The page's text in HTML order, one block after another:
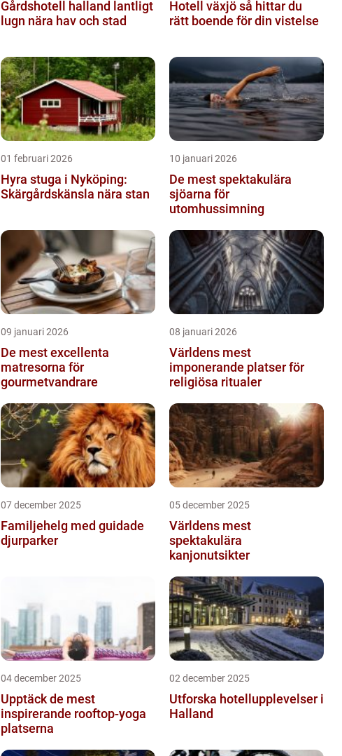
Gårdshotell halland lantligt
lugn nära hav och stad
Hotell växjö så hittar du
rätt boende för din vistelse
01 februari 2026
Hyra stuga i Nyköping:
Skärgårdskänsla nära stan
10 januari 2026
De mest spektakulära
sjöarna för
utomhussimning
09 januari 2026
De mest excellenta
matresorna för
gourmetvandrare
08 januari 2026
Världens mest
imponerande platser för
religiösa ritualer
07 december 2025
Familjehelg med guidade
djurparker
05 december 2025
Världens mest
spektakulära
kanjonutsikter
04 december 2025
Upptäck de mest
inspirerande rooftop-yoga
platserna
02 december 2025
Utforska hotellupplevelser i
Halland